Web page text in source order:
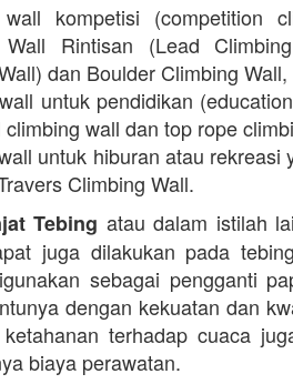
wall kompetisi (competition
Wall Rintisan (Lead
dan Boulder Climbing Wall,
untuk pendidikan
climbing wall dan top rope
untuk hiburan atau rekreasi
Climbing Wall.
Tebing atau dalam istilah
juga dilakukan pada
sebagai pengganti
dengan kekuatan dan
terhadap cuaca
biaya perawatan.